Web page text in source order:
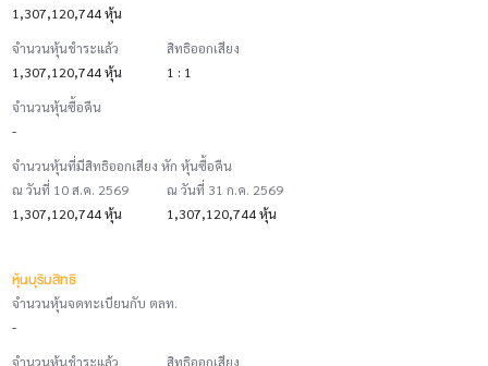
1,307,120,744 หุ้น
จำนวนหุ้นชำระแล้ว
1,307,120,744 หุ้น
สิทธิออกเสียง
1 : 1
จำนวนหุ้นซื้อคืน
-
จำนวนหุ้นที่มีสิทธิออกเสียง หัก หุ้นซื้อคืน
ณ วันที่ 10 ส.ค. 2569
1,307,120,744 หุ้น
ณ วันที่ 31 ก.ค. 2569
1,307,120,744 หุ้น
หุ้นบุริมสิทธิ
จำนวนหุ้นจดทะเบียนกับ ตลท.
-
จำนวนหุ้นชำระแล้ว
สิทธิออกเสียง